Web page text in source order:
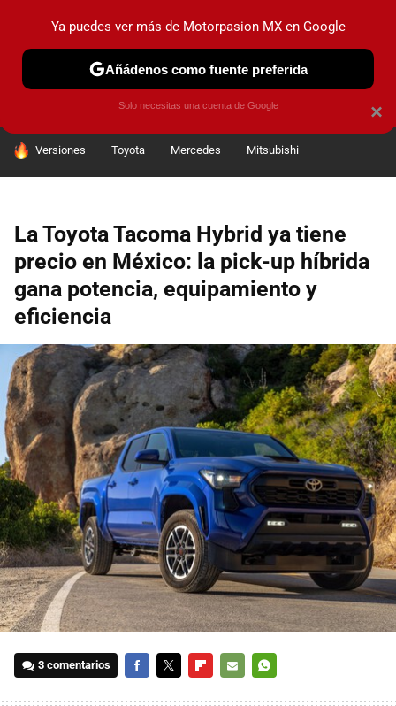
PRUEBAS INDUSTRIA HOY NO CIRCULA
HOY SE HABLA DE
Versiones Toyota Mercedes Mitsubishi
La Toyota Tacoma Hybrid ya tiene
precio en México: la pick-up híbrida
gana potencia, equipamiento y
eficiencia
3 comentarios
×
Ya puedes ver más de Motorpasion MX en Google
Añádenos como fuente preferida
Solo necesitas una cuenta de Google